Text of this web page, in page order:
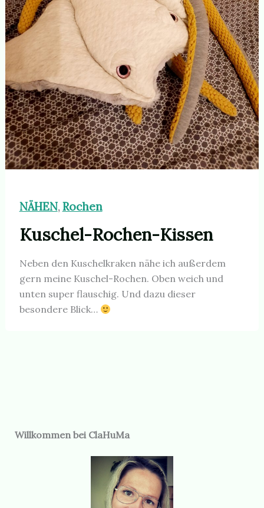
NÄHEN, Rochen
Kuschel-Rochen-Kissen
Neben den Kuschelkraken nähe ich außerdem
gern meine Kuschel-Rochen. Oben weich und
unten super flauschig. Und dazu dieser
besondere Blick…
Willkommen bei ClaHuMa